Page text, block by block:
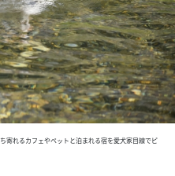
寄れるカフェやペットと泊まれる宿を愛犬家目線でピ